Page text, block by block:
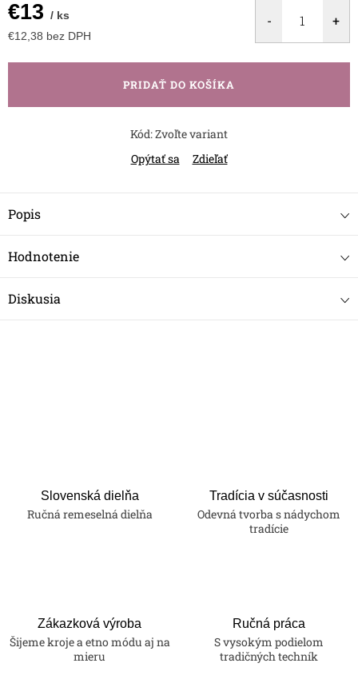
€13 / ks
€12,38 bez DPH
cena:
PRIDAŤ DO KOŠÍKA
Kód:Zvoľte variant
Opýtať sa
Zdieľať
Popis
Hodnotenie
Diskusia
Slovenská dielňa
Ručná remeselná dielňa
Tradícia v súčasnosti
Odevná tvorba s nádychom
tradície
Zákazková výroba
Šijeme kroje a etno módu aj na
mieru
Ručná práca
S vysokým podielom
tradičných techník